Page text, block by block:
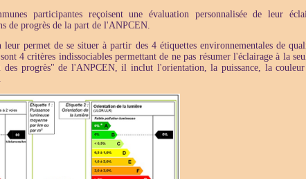
participantes reçoisent une évaluation personnalisée de leur
de progrès de la part de l'ANPCEN.
leur permet de se situer à partir des 4 étiquettes environnementales de
4 critères indissociables permettant de ne pas résumer l'éclairage à la
des progrès" de l'ANPCEN, il inclut l'orientation, la puissance, la couleur